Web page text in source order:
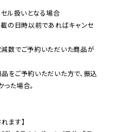
ル扱いとなる場合
の日時以前であればキャンセ
数でご予約いただいた商品が
をご予約いただいた方で、振込
た場合。
ます】